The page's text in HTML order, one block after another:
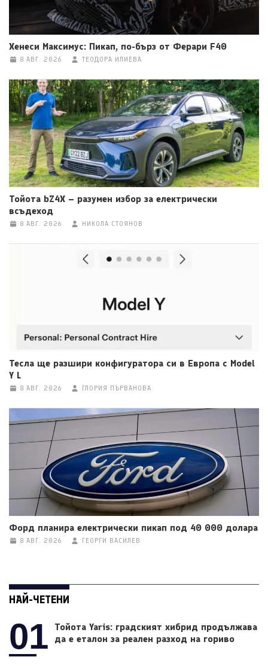
Хенеси Максимус: Пикап, по-бърз от Ферари F40
8 АВГ. 2026 ТЕОДОРА ИЛИЕВА
Тойота bZ4X – разумен избор за електрически
всъдеход
8 АВГ. 2026 НИКОЛА СТОЯНОВ
Тесла ще разшири конфигуратора си в Европа с Model
Y L
8 АВГ. 2026 ГЛОРИЯ ПЪРВАНОВА
Форд планира електрически пикап под 40 000 долара
8 АВГ. 2026 ГЕОРГИ ВАСИЛЕВ
НАЙ-ЧЕТЕНИ
01
Тойота Yaris: градският хибрид продължава
да е еталон за реален разход на гориво